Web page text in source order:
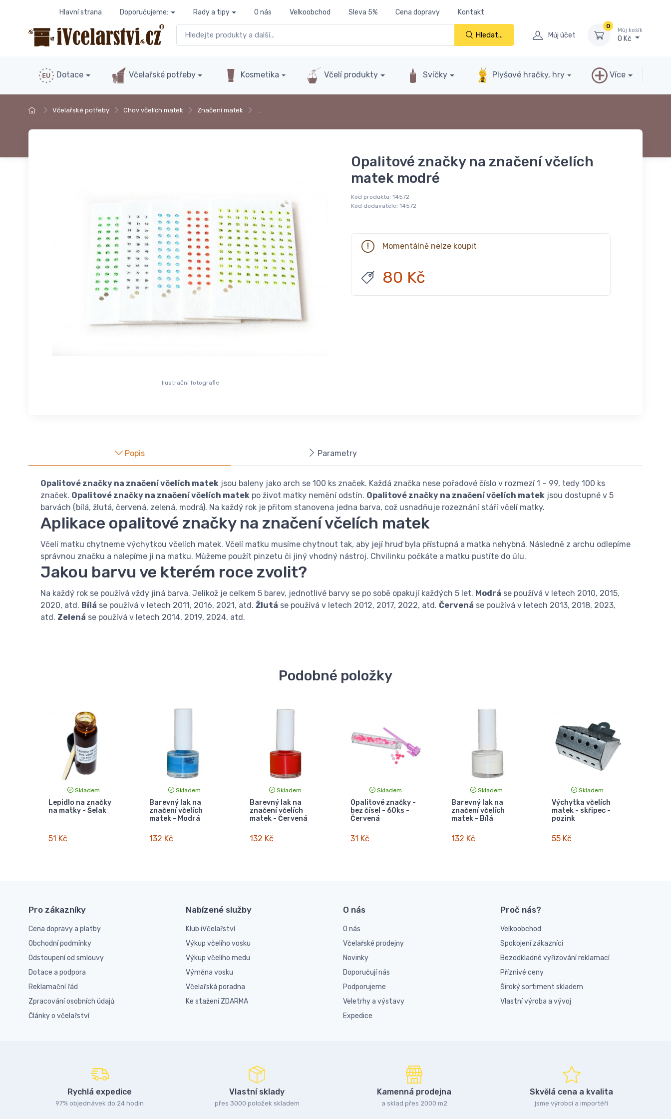
Hlavní strana Doporučujeme: Rady a tipy O nás Velkoobchod Sleva 5% Cena dopravy Kontakt
Hledat... Můj účet
0
Můj košík
0 Kč
Dotace Včelařské potřeby Kosmetika Včelí produkty Svíčky Plyšové hračky, hry Více
Včelařské potřeby Chov včelích matek Značení matek …
Ilustrační fotografie
Opalitové značky na značení včelích
matek modré
Kód produktu: 14572
Kód dodavatele: 14572
Momentálně nelze koupit
80 Kč
Popis Parametry
Opalitové značky na značení včelích matek jsou baleny jako arch se 100 ks značek. Každá značka nese pořadové číslo v rozmezí 1 – 99, tedy 100 ks
značek. Opalitové značky na značení včelích matek po život matky nemění odstín. Opalitové značky na značení včelích matek jsou dostupné v 5
barvách (bílá, žlutá, červená, zelená, modrá). Na každý rok je přitom stanovena jedna barva, což usnadňuje rozeznání stáří včelí matky.
Aplikace opalitové značky na značení včelích matek
Včelí matku chytneme výchytkou včelích matek. Včelí matku musíme chytnout tak, aby její hruď byla přístupná a matka nehybná. Následně z archu odlepíme
správnou značku a nalepíme ji na matku. Můžeme použít pinzetu či jiný vhodný nástroj. Chvilinku počkáte a matku pustíte do úlu.
Jakou barvu ve kterém roce zvolit?
Na každý rok se používá vždy jiná barva. Jelikož je celkem 5 barev, jednotlivé barvy se po sobě opakují každých 5 let. Modrá se používá v letech 2010, 2015,
2020, atd. Bílá se používá v letech 2011, 2016, 2021, atd. Žlutá se používá v letech 2012, 2017, 2022, atd. Červená se používá v letech 2013, 2018, 2023,
atd. Zelená se používá v letech 2014, 2019, 2024, atd.
Podobné položky
Skladem
Lepidlo na značky
na matky - Šelak
51 Kč
Skladem
Barevný lak na
značení včelích
matek - Modrá
132 Kč
Skladem
Barevný lak na
značení včelích
matek - Červená
132 Kč
Skladem
Opalitové značky -
bez čísel - 60ks -
Červená
31 Kč
Skladem
Barevný lak na
značení včelích
matek - Bílá
132 Kč
Skladem
Výchytka včelích
matek - skřipec -
pozink
55 Kč
Pro zákazníky
Cena dopravy a platby
Obchodní podmínky
Odstoupení od smlouvy
Dotace a podpora
Reklamační řád
Zpracování osobních údajů
Články o včelařství
Nabízené služby
Klub iVčelařství
Výkup včelího vosku
Výkup včelího medu
Výměna vosku
Včelařská poradna
Ke stažení ZDARMA
O nás
O nás
Včelařské prodejny
Novinky
Doporučují nás
Podporujeme
Veletrhy a výstavy
Expedice
Proč nás?
Velkoobchod
Spokojení zákazníci
Bezodkladné vyřizování reklamací
Příznivé ceny
Široký sortiment skladem
Vlastní výroba a vývoj
Rychlá expedice
97% objednávek do 24 hodin
Vlastní sklady
přes 3000 položek skladem
Kamenná prodejna
a sklad přes 2000 m2
Skvělá cena a kvalita
jsme výrobci a importéři